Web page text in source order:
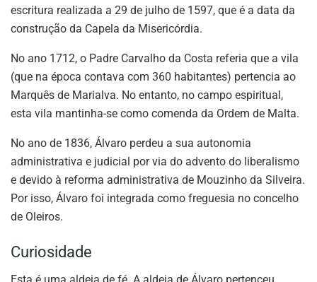
escritura realizada a 29 de julho de 1597, que é a data da
construção da Capela da Misericórdia.
No ano 1712, o Padre Carvalho da Costa referia que a vila
(que na época contava com 360 habitantes) pertencia ao
Marquês de Marialva. No entanto, no campo espiritual,
esta vila mantinha-se como comenda da Ordem de Malta.
No ano de 1836, Álvaro perdeu a sua autonomia
administrativa e judicial por via do advento do liberalismo
e devido à reforma administrativa de Mouzinho da Silveira.
Por isso, Álvaro foi integrada como freguesia no concelho
de Oleiros.
Curiosidade
Esta é uma aldeia de fé. A aldeia de Álvaro pertenceu